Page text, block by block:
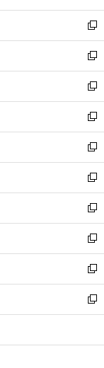
開
く
ウ
で
開
く
ン
ド
ウ
で
開
く
ウ
ィ
ン
ド
ウ
で
開
く
新
し
い
ウ
ィ
ン
ド
ウ
で
開
く
新
し
い
ウ
ィ
ン
ド
ウ
で
開
く
新
し
い
ウ
ィ
ン
ド
ウ
で
開
く
新
し
い
ウ
ィ
ン
ド
ウ
で
開
く
新
し
い
ウ
ィ
ン
ド
ウ
で
開
く
新
し
い
ウ
ィ
ン
ド
ウ
で
開
新
し
い
ウ
ィ
ン
ド
ウ
開
新
し
い
ウ
ィ
ン
ウ
新
し
い
ウ
ン
新
し
ウ